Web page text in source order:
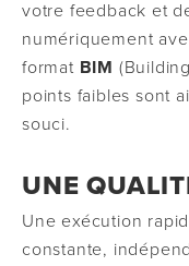
votre feedback et
numériquement
format BIM
points faibles sont
souci.
UNE
Une exécution
constante,